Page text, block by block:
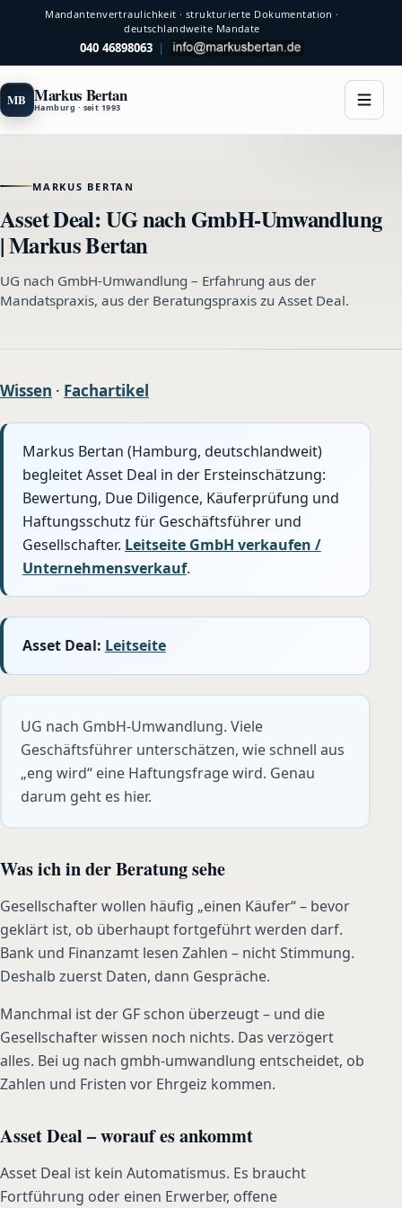
Mandantenvertraulichkeit · strukturierte Dokumentation ·
deutschlandweite Mandate
040 46898063 |
MB Markus Bertan
Hamburg · seit 1993
MARKUS BERTAN
Asset Deal: UG nach GmbH-Umwandlung
| Markus Bertan
UG nach GmbH-Umwandlung – Erfahrung aus der
Mandatspraxis, aus der Beratungspraxis zu Asset Deal.
Wissen · Fachartikel
Markus Bertan (Hamburg, deutschlandweit)
begleitet Asset Deal in der Ersteinschätzung:
Bewertung, Due Diligence, Käuferprüfung und
Haftungsschutz für Geschäftsführer und
Gesellschafter. Leitseite GmbH verkaufen /
Unternehmensverkauf.
Asset Deal: Leitseite
UG nach GmbH-Umwandlung. Viele
Geschäftsführer unterschätzen, wie schnell aus
„eng wird“ eine Haftungsfrage wird. Genau
darum geht es hier.
Was ich in der Beratung sehe
Gesellschafter wollen häufig „einen Käufer“ – bevor
geklärt ist, ob überhaupt fortgeführt werden darf.
Bank und Finanzamt lesen Zahlen – nicht Stimmung.
Deshalb zuerst Daten, dann Gespräche.
Manchmal ist der GF schon überzeugt – und die
Gesellschafter wissen noch nichts. Das verzögert
alles. Bei ug nach gmbh-umwandlung entscheidet, ob
Zahlen und Fristen vor Ehrgeiz kommen.
Asset Deal – worauf es ankommt
Asset Deal ist kein Automatismus. Es braucht
Fortführung oder einen Erwerber, offene